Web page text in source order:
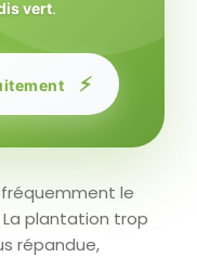
vert.
⚡
le
plantation trop
répandue,